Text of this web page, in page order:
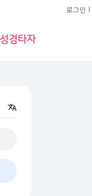
로그인 ㅣ
성경타자